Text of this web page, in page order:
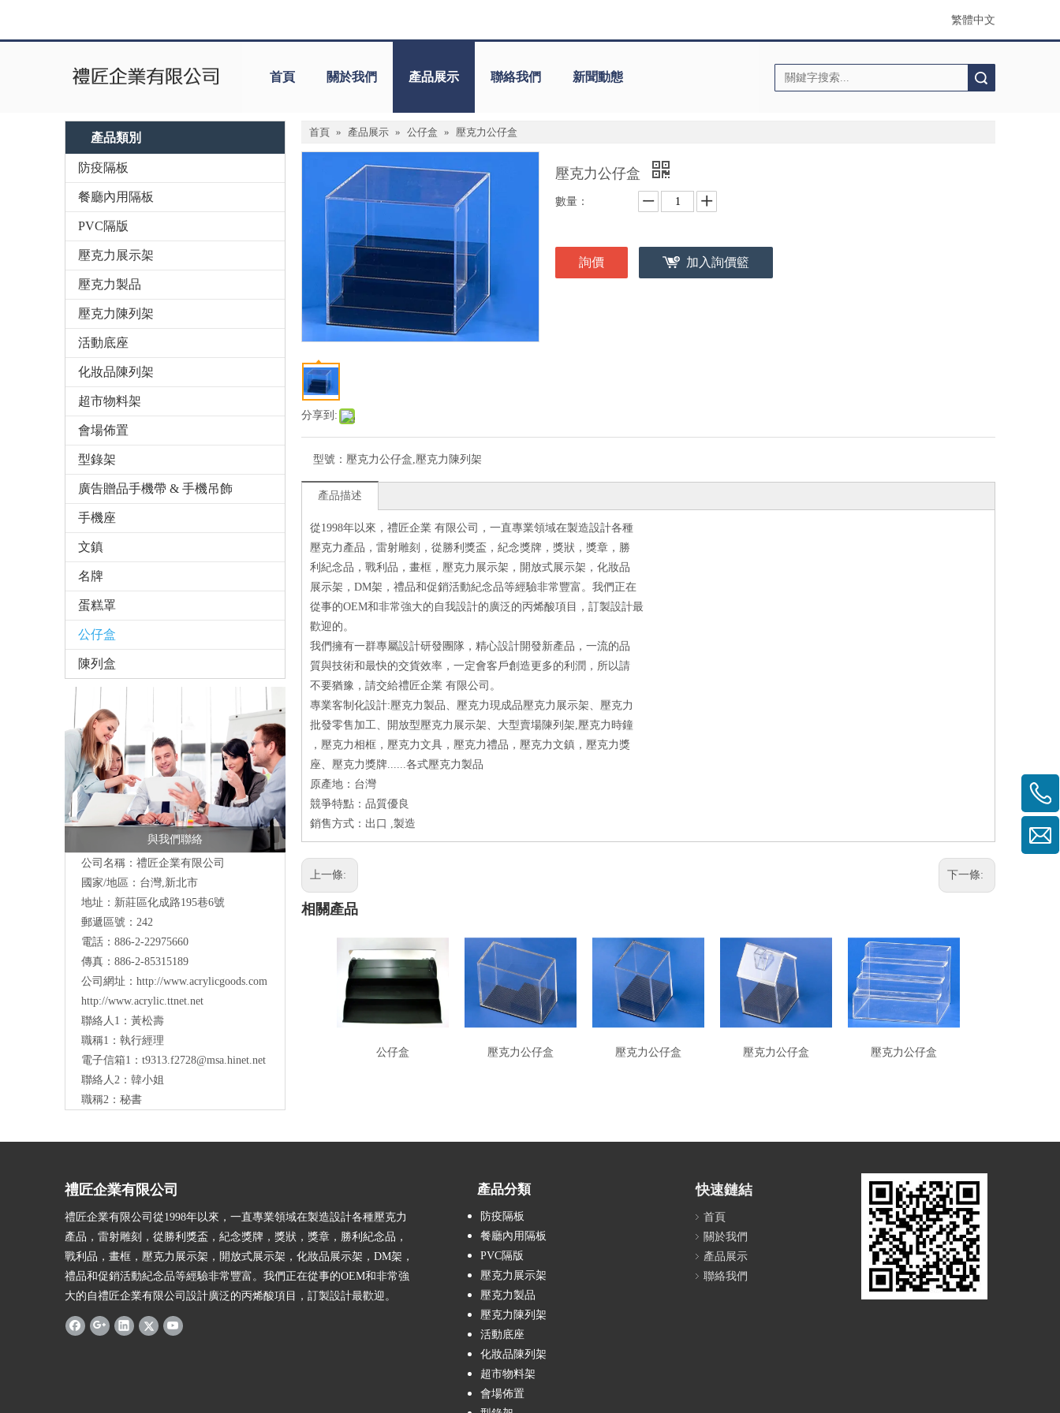
繁體中文
首頁 關於我們 產品展示 聯絡我們 新聞動態
產品類別
防疫隔板
餐廳內用隔板
PVC隔版
壓克力展示架
壓克力製品
壓克力陳列架
活動底座
化妝品陳列架
超市物料架
會場佈置
型錄架
廣告贈品手機帶 & 手機吊飾
手機座
文鎮
名牌
蛋糕罩
公仔盒
陳列盒
與我們聯絡
公司名稱：禮匠企業有限公司
國家/地區：台灣,新北市
地址：新莊區化成路195巷6號
郵遞區號：242
電話：886-2-22975660
傳真：886-2-85315189
公司網址： http://www.acrylicgoods.com
http://www.acrylic.ttnet.net
聯絡人1：黃松壽
職稱1：執行經理
電子信箱1： t9313.f2728@msa.hinet.net
聯絡人2：韓小姐
職稱2：秘書
首頁 » 產品展示 » 公仔盒 » 壓克力公仔盒
分享到:
壓克力公仔盒
數量：
詢價 加入詢價籃
型號： 壓克力公仔盒,壓克力陳列架
產品描述
從1998年以來，禮匠企業 有限公司，一直專業領域在製造設計各種
壓克力產品，雷射雕刻，從勝利獎盃，紀念獎牌，獎狀，獎章，勝
利紀念品，戰利品，畫框，壓克力展示架，開放式展示架，化妝品
展示架，DM架，禮品和促銷活動紀念品等經驗非常豐富。我們正在
從事的OEM和非常強大的自我設計的廣泛的丙烯酸項目，訂製設計最
歡迎的。
我們擁有一群專屬設計研發團隊，精心設計開發新產品，一流的品
質與技術和最快的交貨效率，一定會客戶創造更多的利潤，所以請
不要猶豫，請交給禮匠企業 有限公司。
專業客制化設計:壓克力製品、壓克力現成品壓克力展示架、壓克力
批發零售加工、開放型壓克力展示架、大型賣場陳列架,壓克力時鐘
，壓克力相框，壓克力文具，壓克力禮品，壓克力文鎮，壓克力獎
座、壓克力獎牌......各式壓克力製品
原產地：台灣
競爭特點：品質優良
銷售方式：出口 ,製造
上一條: 下一條:
相關產品
公仔盒 壓克力公仔盒 壓克力公仔盒 壓克力公仔盒 壓克力公仔盒
禮匠企業有限公司
禮匠企業有限公司從1998年以來，一直專業領域在製造設計各種壓克力
產品，雷射雕刻，從勝利獎盃，紀念獎牌，獎狀，獎章，勝利紀念品，
戰利品，畫框，壓克力展示架，開放式展示架，化妝品展示架，DM架，
禮品和促銷活動紀念品等經驗非常豐富。我們正在從事的OEM和非常強
大的自禮匠企業有限公司設計廣泛的丙烯酸項目，訂製設計最歡迎。
產品分類
防疫隔板
餐廳內用隔板
PVC隔版
壓克力展示架
壓克力製品
壓克力陳列架
活動底座
化妝品陳列架
超市物料架
會場佈置
快速鏈結
首頁
關於我們
產品展示
聯絡我們